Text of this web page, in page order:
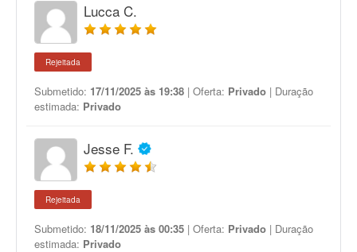
Lucca C.
Rejeitada
Submetido: 17/11/2025 às 19:38 | Oferta: Privado | Duração
estimada: Privado
Jesse F.
Rejeitada
Submetido: 18/11/2025 às 00:35 | Oferta: Privado | Duração
estimada: Privado